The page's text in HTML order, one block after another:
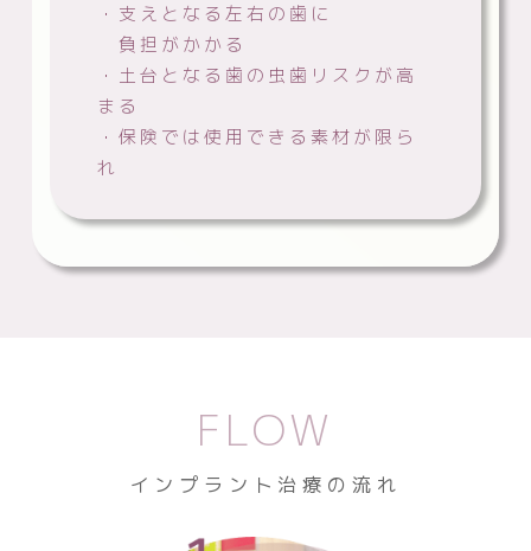
・支えとなる左右の歯に
負担がかかる
・土台となる歯の虫歯リスクが高
まる
・保険では使用できる素材が限ら
れ
FLOW
インプラント治療の流れ